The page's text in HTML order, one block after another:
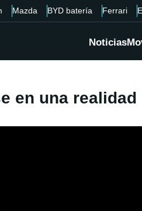
Mazda BYD batería Ferrari
Noticias
en una realidad